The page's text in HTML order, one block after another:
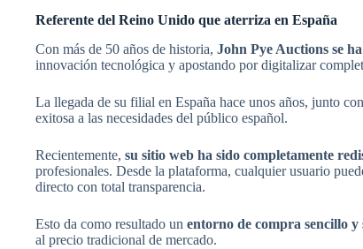
Referente del Reino Unido que aterriza en España
Con más de 50 años de historia, John Pye Auctions se
innovación tecnológica y apostando por digitalizar
La llegada de su filial en España hace unos años, junto
exitosa a las necesidades del público español.
Recientemente, su sitio web ha sido completamente
profesionales. Desde la plataforma, cualquier usuario
directo con total transparencia.
Esto da como resultado un entorno de compra sencillo
al precio tradicional de mercado.